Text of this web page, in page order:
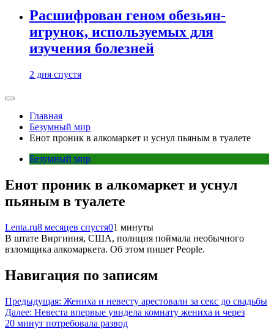
Расшифрован геном обезьян-
игрунок, используемых для
изучения болезней
2 дня спустя
Главная
Безумный мир
Енот проник в алкомаркет и уснул пьяным в туалете
Безумный мир
Енот проник в алкомаркет и уснул
пьяным в туалете
Lenta.ru8 месяцев спустя01 минуты
В штате Виргиния, США, полиция поймала необычного
взломщика алкомаркета. Об этом пишет People.
Навигация по записям
Предыдущая: Жениха и невесту арестовали за секс до свадьбы
Далее: Невеста впервые увидела комнату жениха и через
20 минут потребовала развод